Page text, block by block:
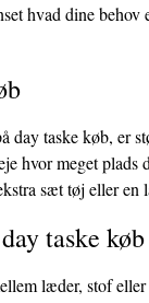
hvad dine
day taske køb, er
hvor meget
sæt tøj eller en
taske køb
læder, stof